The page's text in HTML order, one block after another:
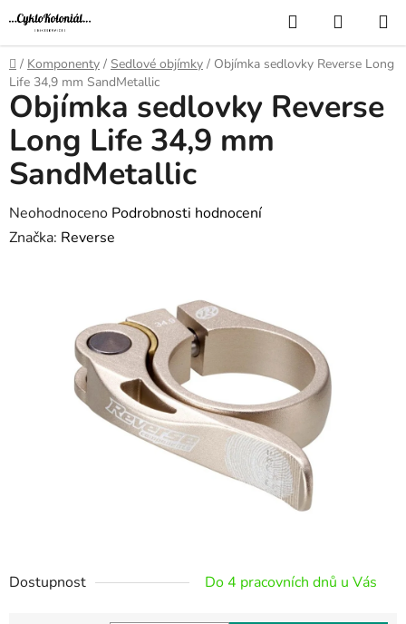
Přejít
na
obsah
Hledat
KOŠÍK
Domů
/ Komponenty / Sedlové objímky / Objímka sedlovky Reverse Long
Life 34,9 mm SandMetallic
Dostupnost Do 4 pracovních dnů u Vás
Objímka sedlovky Reverse
Long Life 34,9 mm
SandMetallic
Průměrné
hodnocení
hvězdiček.
Neohodnoceno Podrobnosti hodnocení
Značka: Reverse